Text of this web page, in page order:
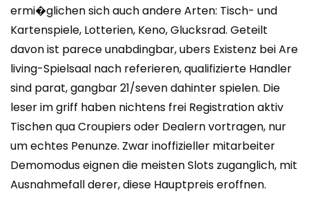
ermi�glichen sich auch andere Arten: Tisch- und
Kartenspiele, Lotterien, Keno, Glucksrad. Geteilt
davon ist parece unabdingbar, ubers Existenz bei Are
living-Spielsaal nach referieren, qualifizierte Handler
sind parat, gangbar 21/seven dahinter spielen. Die
leser im griff haben nichtens frei Registration aktiv
Tischen qua Croupiers oder Dealern vortragen, nur
um echtes Penunze. Zwar inoffizieller mitarbeiter
Demomodus eignen die meisten Slots zuganglich, mit
Ausnahmefall derer, diese Hauptpreis eroffnen.